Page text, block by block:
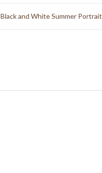
Black and White Summer Portrait